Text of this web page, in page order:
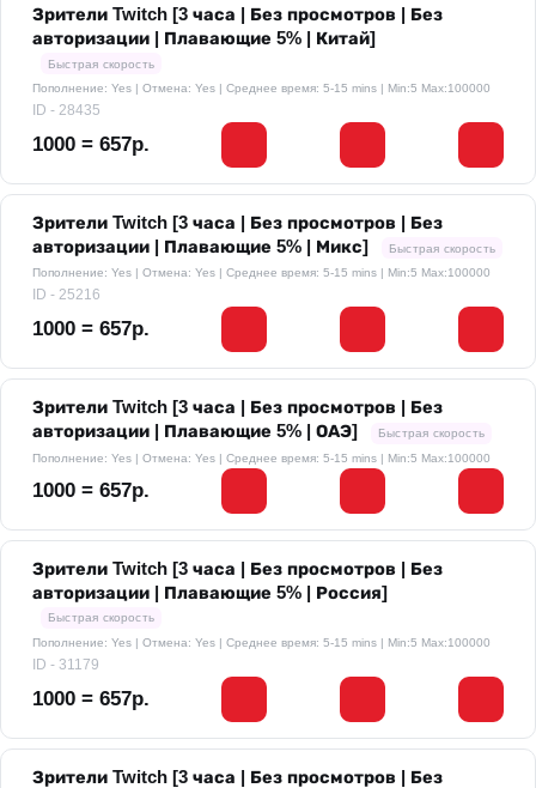
Зрители Twitch [3 часа | Без просмотров | Без
авторизации | Плавающие 5% | Китай]
Быстрая скорость
Пополнение: Yes | Отмена: Yes | Среднее время: 5-15 mins | Min:5 Max:100000
ID - 28435
1000 = 657р.
Зрители Twitch [3 часа | Без просмотров | Без
авторизации | Плавающие 5% | Микс]
Быстрая скорость
Пополнение: Yes | Отмена: Yes | Среднее время: 5-15 mins
| Min:5 Max:100000
ID - 25216
1000 = 657р.
Зрители Twitch [3 часа | Без просмотров | Без
авторизации | Плавающие 5% | ОАЭ]
Быстрая скорость
Пополнение: Yes | Отмена: Yes | Среднее время: 5-15 mins | Min:5 Max:100000
1000 = 657р.
Зрители Twitch [3 часа | Без просмотров | Без
авторизации | Плавающие 5% | Россия]
Быстрая скорость
Пополнение: Yes | Отмена: Yes | Среднее время: 5-15 mins | Min:5 Max:100000
ID - 31179
1000 = 657р.
Зрители Twitch [3 часа | Без просмотров | Без